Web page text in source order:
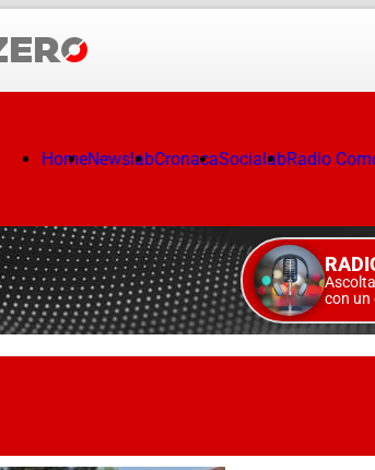
HomeNewslabCronacaSocialabRadio
con un